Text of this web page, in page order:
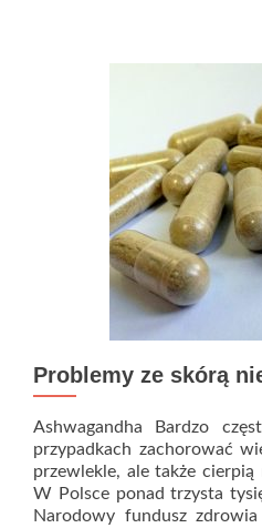
Problemy ze skórą
Ashwagandha Bardzo
przypadkach zachorować
przewlekle, ale także cierpią
W Polsce ponad trzysta
Narodowy fundusz